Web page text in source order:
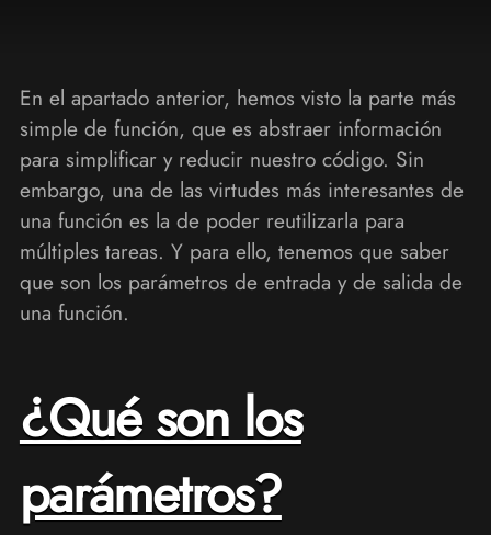
En el apartado anterior, hemos visto la parte más
simple de función, que es abstraer información
para simplificar y reducir nuestro código. Sin
embargo, una de las virtudes más interesantes de
una función es la de poder reutilizarla para
múltiples tareas. Y para ello, tenemos que saber
que son los parámetros de entrada y de salida de
una función.
¿Qué son los
parámetros?